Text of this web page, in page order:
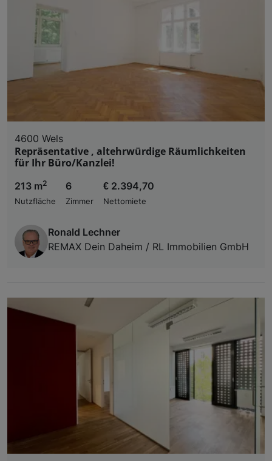
4600 Wels
Repräsentative , altehrwürdige Räumlichkeiten
für Ihr Büro/Kanzlei!
213 m2
Nutzfläche
6
Zimmer
€ 2.394,70
Nettomiete
Ronald Lechner
REMAX Dein Daheim / RL Immobilien GmbH